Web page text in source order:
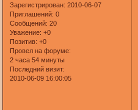
Зарегистрирован: 2010-06-07
Приглашений: 0
Сообщений: 20
Уважение: +0
Позитив: +0
Провел на форуме:
2 часа 54 минуты
Последний визит:
2010-06-09 16:00:05